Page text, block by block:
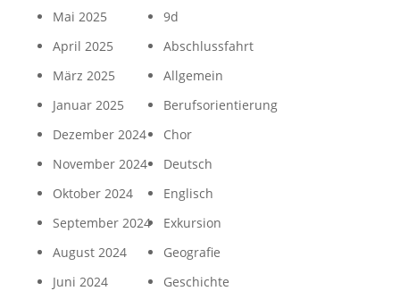
Mai 2025
April 2025
März 2025
Januar 2025
Dezember 2024
November 2024
Oktober 2024
September 2024
August 2024
Juni 2024
9d
Abschlussfahrt
Allgemein
Berufsorientierung
Chor
Deutsch
Englisch
Exkursion
Geografie
Geschichte